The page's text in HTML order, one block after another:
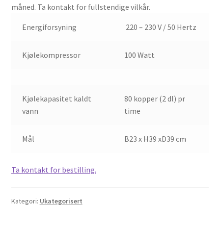
måned. Ta kontakt for fullstendige vilkår.
Energiforsyning 220 – 230 V / 50 Hertz
Kjølekompressor 100 Watt
Kjølekapasitet kaldt
vann
80 kopper (2 dl) pr
time
Mål B23 x H39 xD39 cm
Ta kontakt for bestilling.
Kategori: Ukategorisert